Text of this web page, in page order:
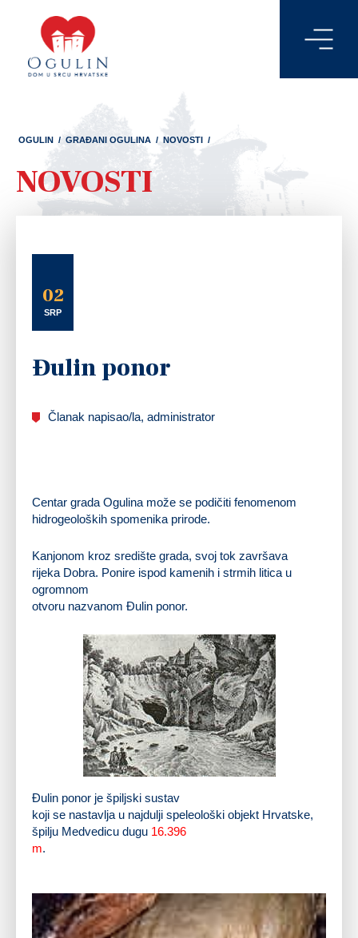
OGULIN / GRAĐANI OGULINA / NOVOSTI /
NOVOSTI
02
SRP
Đulin ponor
Članak napisao/la, administrator
Centar grada Ogulina može se podičiti fenomenom
hidrogeoloških spomenika prirode.
Kanjonom kroz središte grada, svoj tok završava
rijeka Dobra. Ponire ispod kamenih i strmih litica u
ogromnom
otvoru nazvanom Đulin ponor.
Đulin ponor je špiljski sustav
koji se nastavlja u najdulji speleološki objekt Hrvatske,
špilju Medvedicu dugu 16.396
m.